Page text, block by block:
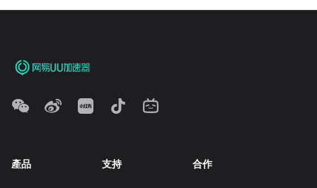
產品 支持 合作